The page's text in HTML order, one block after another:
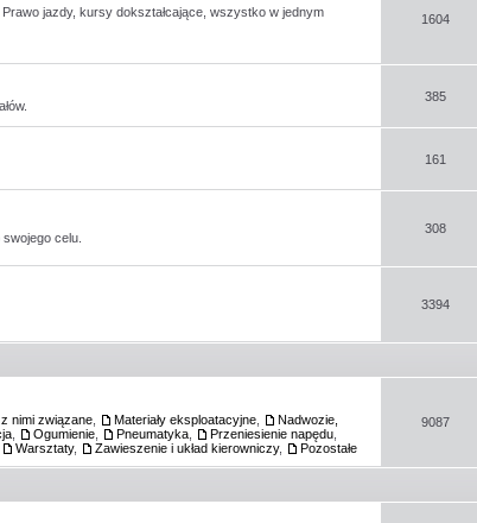
jazdy, kursy dokształcające, wszystko w jednym
1604
385
161
celu.
308
3394
nimi związane, Materiały eksploatacyjne,
Nadwozie,
, Ogumienie, Pneumatyka, Przeniesienie napędu,
Warsztaty, Zawieszenie i układ kierowniczy, Pozostałe
9087